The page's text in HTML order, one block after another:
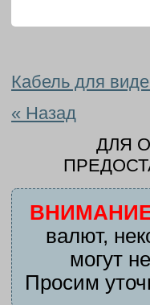
Кабель для
« Назад
ДЛЯ
валют,
могут
Просим